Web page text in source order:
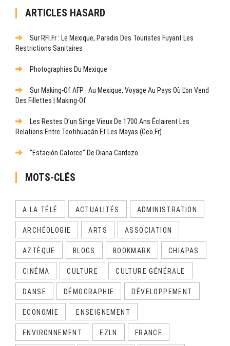
ARTICLES HASARD
Sur RFI.fr : Le Mexique, Paradis Des Touristes Fuyant Les
Restrictions Sanitaires
Photographies Du Mexique
Sur Making-Of AFP : Au Mexique, Voyage Au Pays Où L’on Vend
Des Fillettes | Making-Of
Les Restes D’un Singe Vieux De 1700 Ans Éclairent Les
Relations Entre Teotihuacán Et Les Mayas (Geo.fr)
"Estación Catorce" De Diana Cardozo
MOTS-CLÉS
A LA TÉLÉ ACTUALITÉS ADMINISTRATION
ARCHÉOLOGIE ARTS ASSOCIATION
AZTÈQUE BLOGS BOOKMARK CHIAPAS
CINÉMA CULTURE CULTURE GÉNÉRALE
DANSE DÉMOGRAPHIE DÉVELOPPEMENT
ECONOMIE ENSEIGNEMENT
ENVIRONNEMENT EZLN FRANCE